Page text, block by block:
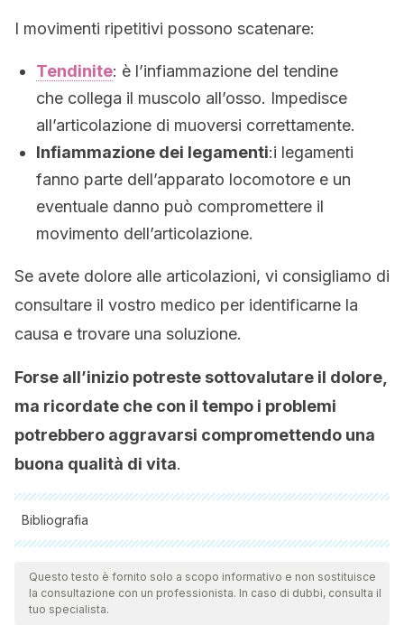
I movimenti ripetitivi possono scatenare:
Tendinite: è l’infiammazione del tendine
che collega il muscolo all’osso. Impedisce
all’articolazione di muoversi correttamente.
Infiammazione dei legamenti:i legamenti
fanno parte dell’apparato locomotore e un
eventuale danno può compromettere il
movimento dell’articolazione.
Se avete dolore alle articolazioni, vi consigliamo di
consultare il vostro medico per identificarne la
causa e trovare una soluzione.
Forse all’inizio potreste sottovalutare il dolore,
ma ricordate che con il tempo i problemi
potrebbero aggravarsi compromettendo una
buona qualità di vita.
Bibliografia
Tutte le fonti citate sono state esaminate a fondo dal nostro
team per garantirne la qualità, l'affidabilità, l'attualità e la
validità. La bibliografia di questo articolo è stata considerata
Questo testo è fornito solo a scopo informativo e non sostituisce
la consultazione con un professionista. In caso di dubbi, consulta il
tuo specialista.